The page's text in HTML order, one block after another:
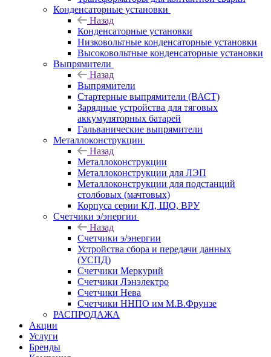
Конденсаторные установки
Назад
Конденсаторные установки
Низковольтные конденсаторные установки
Высоковольтные конденсаторные установки
Выпрямители
Назад
Выпрямители
Стартерные выпрямители (ВАСТ)
Зарядные устройства для тяговых
аккумуляторных батарей
Гальванические выпрямители
Металлоконструкции
Назад
Металлоконструкции
Металлоконструкции для ЛЭП
Металлоконструкции для подстанций
столбовых (мачтовых)
Корпуса серии КЛ, ЩО, ВРУ
Счетчики э/энергии
Назад
Счетчики э/энергии
Устройства сбора и передачи данных
(УСПД)
Счетчики Меркурий
Счетчики Лэнэлектро
Счетчики Нева
Счетчики ННПО им М.В.Фрунзе
РАСПРОДАЖА
Акции
Услуги
Бренды